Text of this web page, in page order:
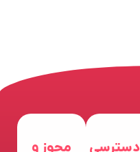
دسترسی مجوز و